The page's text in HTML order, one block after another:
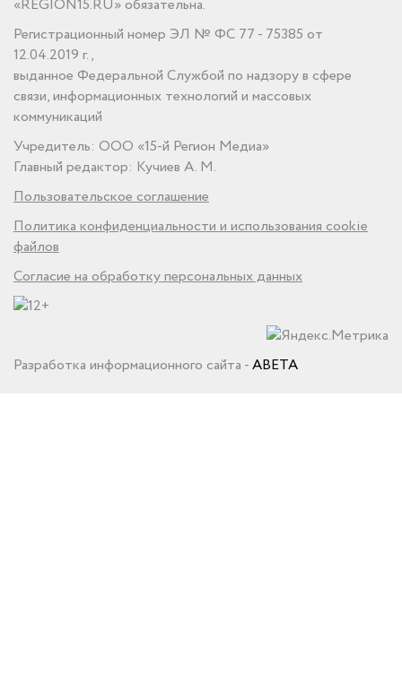
«REGION15.RU» обязательна.
Регистрационный номер ЭЛ № ФС 77 - 75385 от
12.04.2019 г.,
выданное Федеральной Службой по надзору в сфере
связи, информационных технологий и массовых
коммуникаций
Учредитель: ООО «15-й Регион Медиа»
Главный редактор: Кучиев А. М.
Пользовательское соглашение
Политика конфиденциальности и использования cookie
файлов
Согласие на обработку персональных данных
Разработка информационного сайта -ABETA